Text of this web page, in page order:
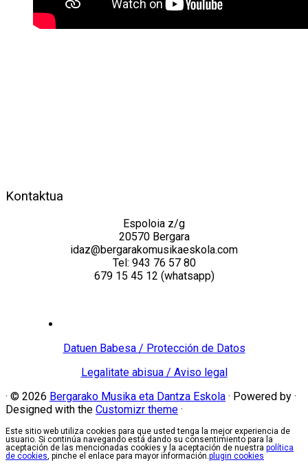
Kontaktua
Espoloia z/g
20570 Bergara
idaz@bergarakomusikaeskola.com
Tel: 943 76 57 80
679 15 45 12 (whatsapp)
Datuen Babesa / Protección de Datos
Legalitate abisua / Aviso legal
· © 2026 Bergarako Musika eta Dantza Eskola · Powered by ·
Designed with the Customizr theme ·
Este sitio web utiliza cookies para que usted tenga la mejor experiencia de
usuario. Si continúa navegando está dando su consentimiento para la
aceptación de las mencionadas cookies y la aceptación de nuestra política
de cookies, pinche el enlace para mayor información.plugin cookies